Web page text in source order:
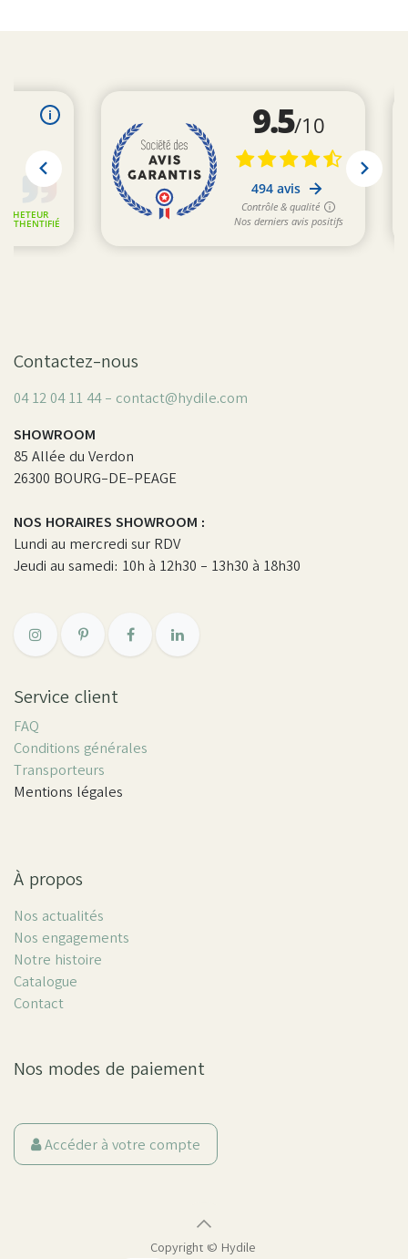
Contactez-nous
04 12 04 11 44 - contact@hydile.com
SHOWROOM
85 Allée du Verdon
26300 BOURG-DE-PEAGE
NOS HORAIRES SHOWROOM :
Lundi au mercredi sur RDV
Jeudi au samedi: 10h à 12h30 - 13h30 à 18h30
Service client
FAQ
Conditions générales
Transporteurs
Mentions légales
À propos
Nos actualités
Nos engagements
Notre histoire
Catalogue
Contact
Nos modes de paiement
Accéder à votre compte
Copyright © Hydile